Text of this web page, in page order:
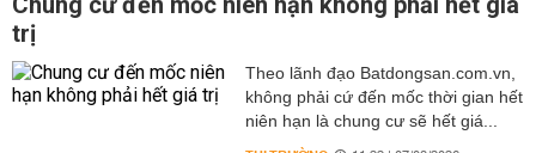
trị
Theo lãnh đạo Batdongsan.com.vn,
không phải cứ đến mốc thời gian hết
niên hạn là chung cư sẽ hết giá...